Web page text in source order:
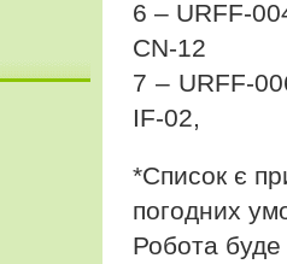
6 – URFF-
CN-12
7 – URFF-
IF-02,
*Список є
погодних
Робота